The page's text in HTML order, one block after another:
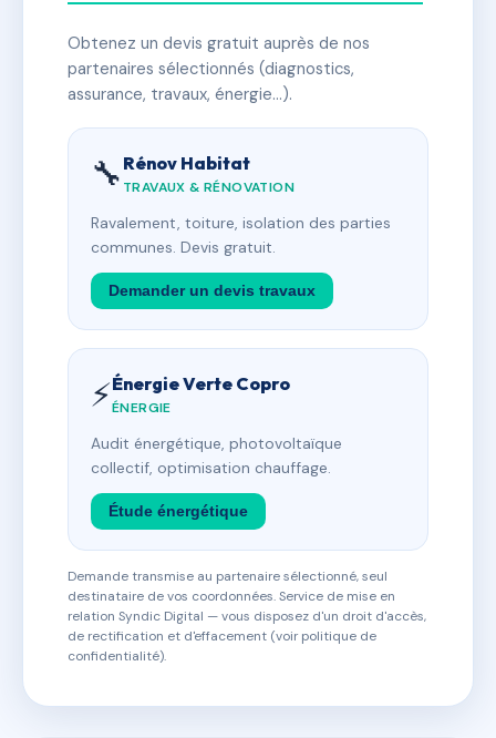
Obtenez un devis gratuit auprès de nos
partenaires sélectionnés (diagnostics,
assurance, travaux, énergie…).
🔧 Rénov Habitat
TRAVAUX & RÉNOVATION
Ravalement, toiture, isolation des parties
communes. Devis gratuit.
Demander un devis travaux
⚡Énergie Verte Copro
ÉNERGIE
Audit énergétique, photovoltaïque
collectif, optimisation chauffage.
Étude énergétique
Demande transmise au partenaire sélectionné, seul
destinataire de vos coordonnées. Service de mise en
relation Syndic Digital — vous disposez d'un droit d'accès,
de rectification et d'effacement (voir politique de
confidentialité).